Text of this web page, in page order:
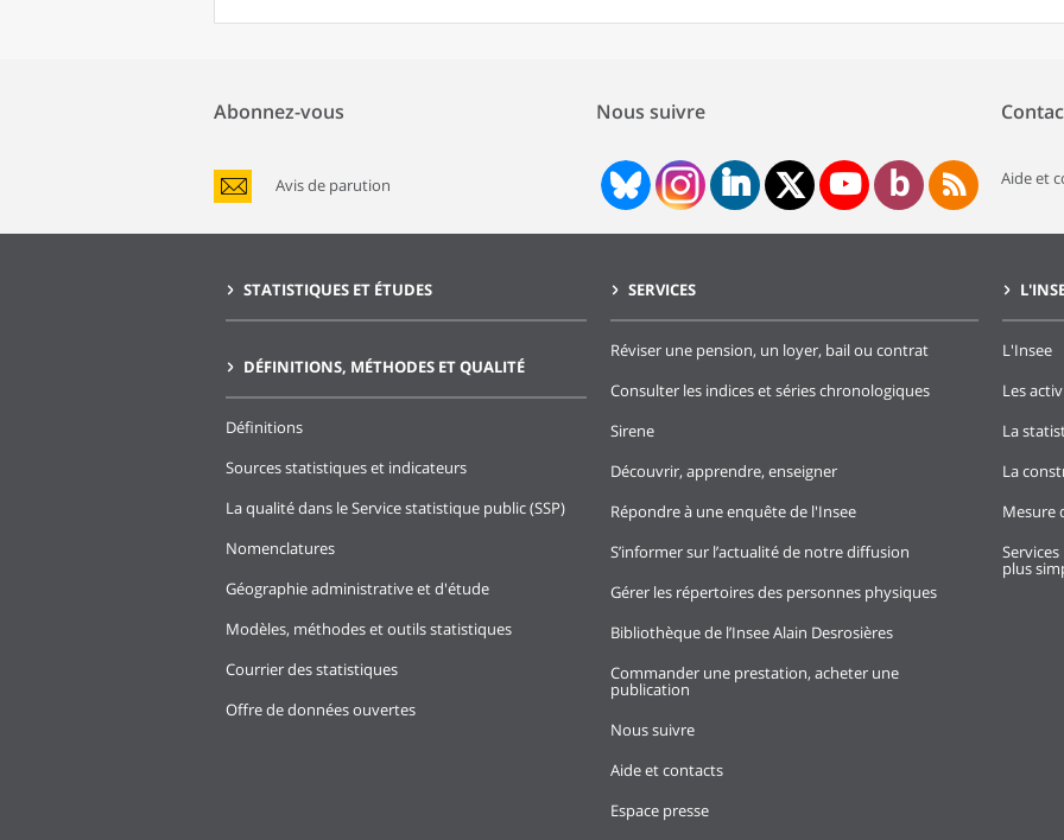
Abonnez-vous
Avis de parution
Nous suivre
Aide et
STATISTIQUES ET ÉTUDES
DÉFINITIONS, MÉTHODES ET QUALITÉ
Définitions
Sources statistiques et indicateurs
La qualité dans le Service statistique public (SSP)
Nomenclatures
Géographie administrative et d'étude
Modèles, méthodes et outils statistiques
Courrier des statistiques
Offre de données ouvertes
SERVICES
Réviser une pension, un loyer, bail ou contrat
Consulter les indices et séries chronologiques
Sirene
Découvrir, apprendre, enseigner
Répondre à une enquête de l'Insee
S’informer sur l’actualité de notre diffusion
Gérer les répertoires des personnes physiques
Bibliothèque de l’Insee Alain Desrosières
Commander une prestation, acheter une
publication
Nous suivre
Aide et contacts
Espace presse
L'Insee
Les
La
La
Mesure
plus